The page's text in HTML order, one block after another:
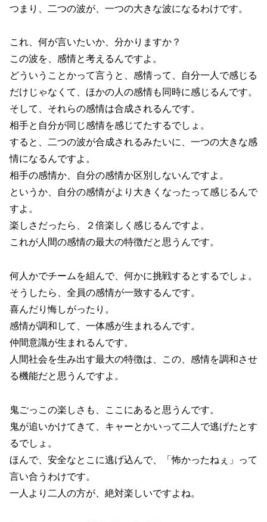
つまり、二つの波が、一つの大きな波になるわけです。
これ、何が言いたいか、分かりますか？
この波を、感情と考えるんですよ。
どういうことかって言うと、感情って、自分一人で感じる
だけじゃなくて、ほかの人の感情も同時に感じるんです。
そして、それらの感情は合成されるんです。
相手と自分が同じ感情を感じてたするでしょ。
すると、二つの波が合成されるみたいに、一つの大きな感
情になるんですよ。
相手の感情か、自分の感情か区別しないんですよ。
というか、自分の感情がより大きくなったって感じるんで
すよ。
楽しさだったら、２倍楽しく感じるんですよ。
これが人間の感情の最大の特徴だと思うんです。
何人かでチームを組んで、何かに挑戦するとするでしょ。
そうしたら、全員の感情が一致するんです。
喜んだり悔しがったり。
感情が調和して、一体感が生まれるんです。
仲間意識が生まれるんです。
人間社会を生み出す最大の特徴は、この、感情を調和させ
る機能だと思うんですよ。
鬼ごっこの楽しさも、ここにあると思うんです。
鬼が追いかけてきて、キャーとかいって二人で逃げたとす
るでしょ。
ほんで、安全なとこに逃げ込んで、「怖かったねぇ」って
言い合うわけです。
一人より二人の方が、絶対楽しいですよね。